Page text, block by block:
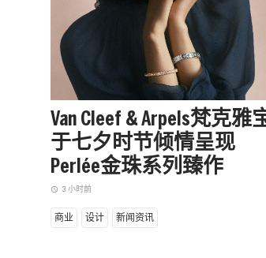
Van Cleef & Arpels梵克雅
于七夕时节倾情呈现
Perlée金珠系列臻作
access_time 3 小时前
商业 设计 新闻资讯